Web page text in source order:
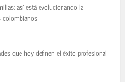
así está evolucionando la
colombianos
que hoy definen el éxito profesional